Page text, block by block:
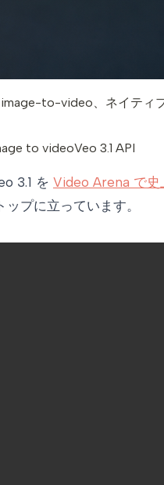
to-video、ネイティ
to videoVeo 3.1 API
3.1 を Video Arena で史
プに立っています。